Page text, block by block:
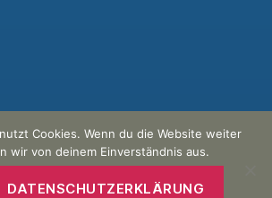
Commercial/
Nach oben
Cookies. Wenn du die Website weiter
wir von deinem Einverständnis aus.
DATENSCHUTZERKLÄRUNG